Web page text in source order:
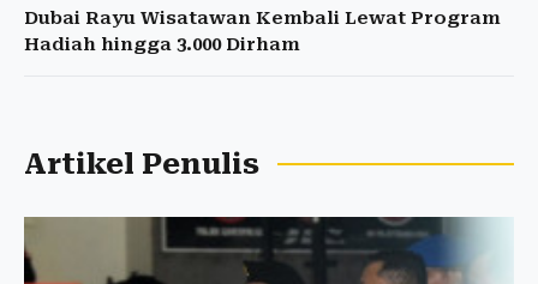
Dubai Rayu Wisatawan Kembali Lewat Program
Hadiah hingga 3.000 Dirham
Artikel Penulis